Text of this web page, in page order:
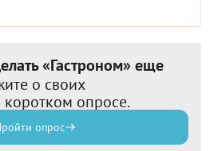
«Гастроном» еще
о своих
опросе.
опрос